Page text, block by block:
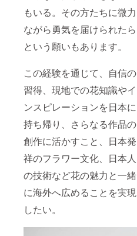
もいる。その方たちに微力
ながら勇気を届けられたら
という願いもあります。
この経験を通じて、自信の
習得、現地での花知識やイ
ンスピレーションを日本に
持ち帰り、さらなる作品の
創作に活かすこと、日本発
祥のフラワー文化、日本人
の技術など花の魅力と一緒
に海外へ広めることを実現
したい。